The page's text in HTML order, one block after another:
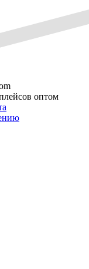
оптом